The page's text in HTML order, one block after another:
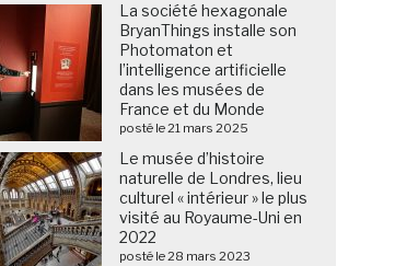
La société hexagonale
BryanThings installe son
Photomaton et
l’intelligence artificielle
dans les musées de
France et du Monde
posté le 21 mars 2025
Le musée d’histoire
naturelle de Londres, lieu
culturel « intérieur » le plus
visité au Royaume-Uni en
2022
posté le 28 mars 2023